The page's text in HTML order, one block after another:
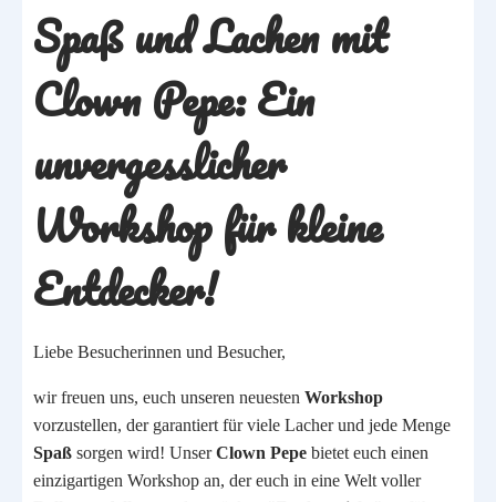
Spaß und Lachen mit
Clown Pepe: Ein
unvergesslicher
Workshop für kleine
Entdecker!
Liebe Besucherinnen und Besucher,
wir freuen uns, euch unseren neuesten Workshop
vorzustellen, der garantiert für viele Lacher und jede Menge
Spaß sorgen wird! UnserClown Pepe bietet euch einen
einzigartigen Workshop an, der euch in eine Welt voller